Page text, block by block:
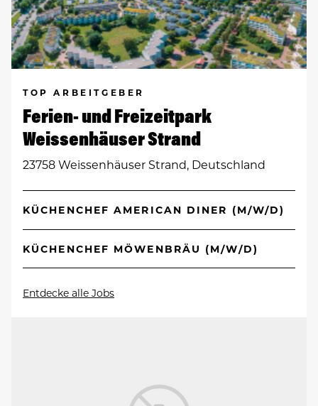
TOP ARBEITGEBER
Ferien- und Freizeitpark
Weissenhäuser Strand
23758 Weissenhäuser Strand, Deutschland
KÜCHENCHEF AMERICAN DINER (M/W/D)
KÜCHENCHEF MÖWENBRÄU (M/W/D)
Entdecke alle Jobs